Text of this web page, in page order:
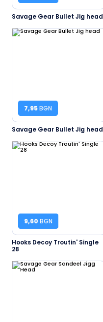
Savage Gear Bullet Jig head
7,95BGN
Savage Gear Bullet Jig head
9,60 BGN
Hooks Decoy Troutin' Single
28